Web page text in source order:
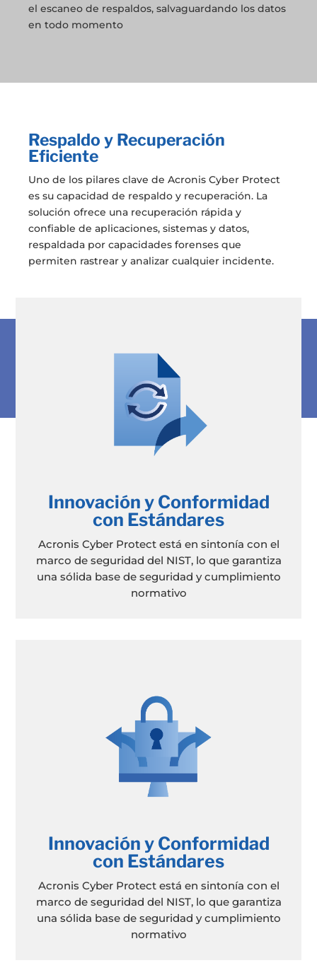
el escaneo de respaldos, salvaguardando los datos
en todo momento
Respaldo y Recuperación
Eficiente
Uno de los pilares clave de Acronis Cyber Protect
es su capacidad de respaldo y recuperación. La
solución ofrece una recuperación rápida y
confiable de aplicaciones, sistemas y datos,
respaldada por capacidades forenses que
permiten rastrear y analizar cualquier incidente.
Innovación y Conformidad
con Estándares
Acronis Cyber Protect está en sintonía con el
marco de seguridad del NIST, lo que garantiza
una sólida base de seguridad y cumplimiento
normativo
Innovación y Conformidad
con Estándares
Acronis Cyber Protect está en sintonía con el
marco de seguridad del NIST, lo que garantiza
una sólida base de seguridad y cumplimiento
normativo